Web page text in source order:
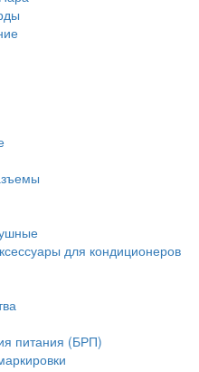
для кондиционеров
питания (БРП)